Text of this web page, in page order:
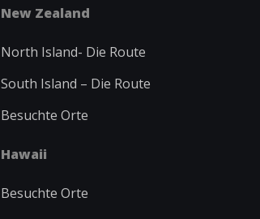
New Zealand
North Island- Die Route
South Island – Die Route
Besuchte Orte
Hawaii
Besuchte Orte